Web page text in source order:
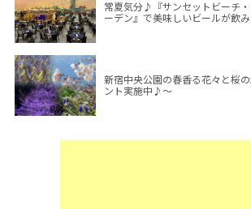
常夏気分♪『サンセットビーチ
ーデン』で美味しいビールが飲み
新宿中央公園の春香る花々と桜
ント実施中♪～